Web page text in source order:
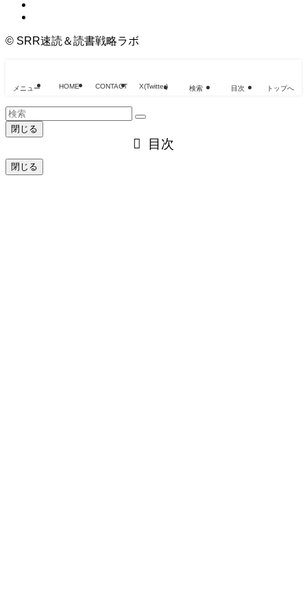
© SRR速読＆読書戦略ラボ
メニュー HOME CONTACT X(Twitter) 検索 目次 トップへ
閉じる
目次
閉じる